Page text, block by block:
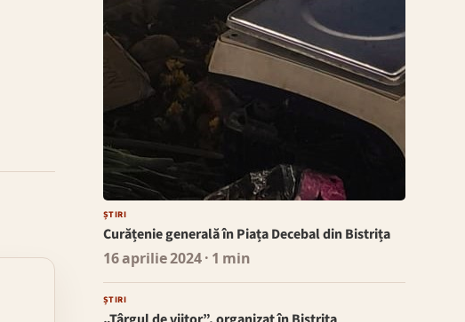
ȘTIRI
Curățenie generală în Piața Decebal din Bistrița
16 aprilie 2024· 1 min
ȘTIRI